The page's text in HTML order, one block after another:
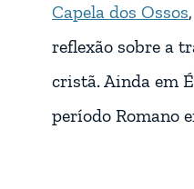
Capela dos Ossos
reflexão sobre a
cristã. Ainda em
período Romano